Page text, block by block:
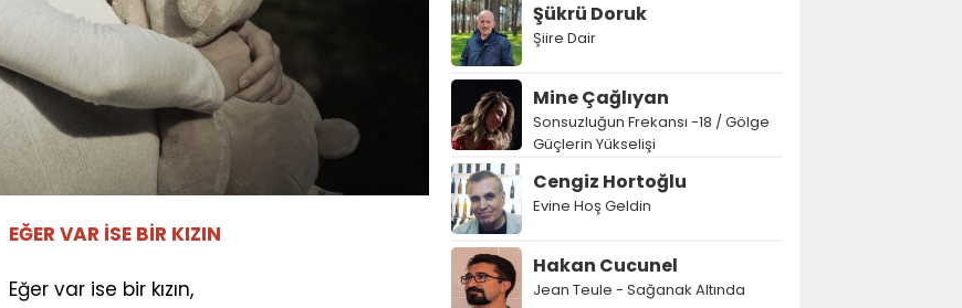
EĞER VAR İSE BİR KIZIN
Eğer var ise bir kızın,
Şükrü Doruk
Şiire Dair
Mine Çağlıyan
Sonsuzluğun Frekansı -18 / Gölge
Güçlerin Yükselişi
Cengiz Hortoğlu
Evine Hoş Geldin
Hakan Cucunel
Jean Teule - Sağanak Altında